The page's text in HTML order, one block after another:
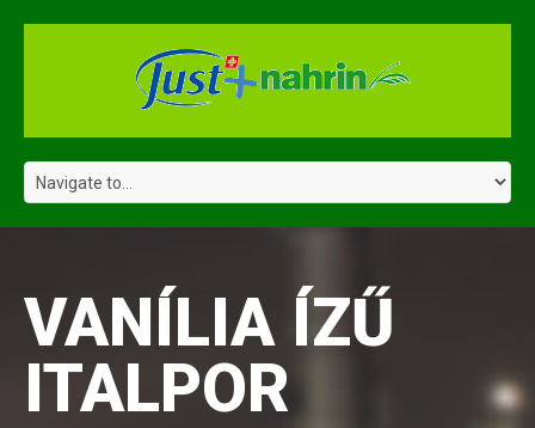
VANÍLIA ÍZŰ
ITALPOR